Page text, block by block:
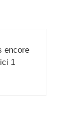
encore
1